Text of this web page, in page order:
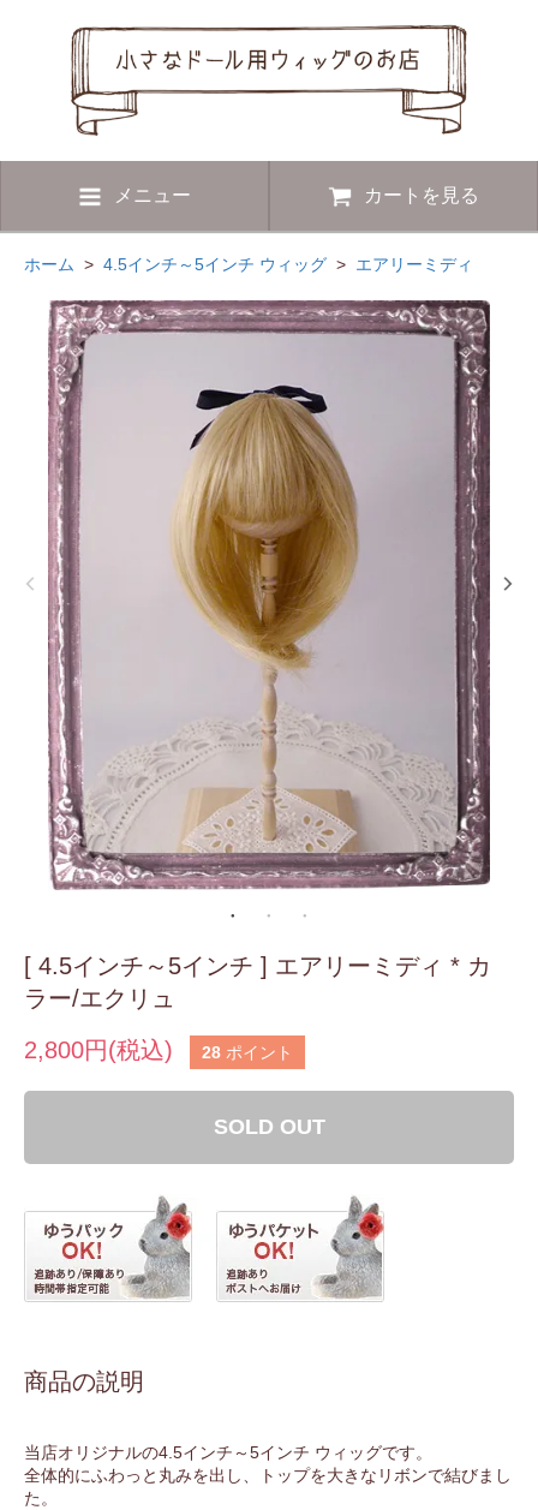
メニュー カートを見る
ホーム > 4.5インチ～5インチ ウィッグ > エアリーミディ
[ 4.5インチ～5インチ ] エアリーミディ * カ
ラー/エクリュ
2,800円(税込)
28 ポイント
SOLD OUT
商品の説明
当店オリジナルの4.5インチ～5インチ ウィッグです。
全体的にふわっと丸みを出し、トップを大きなリボンで結びまし
た。